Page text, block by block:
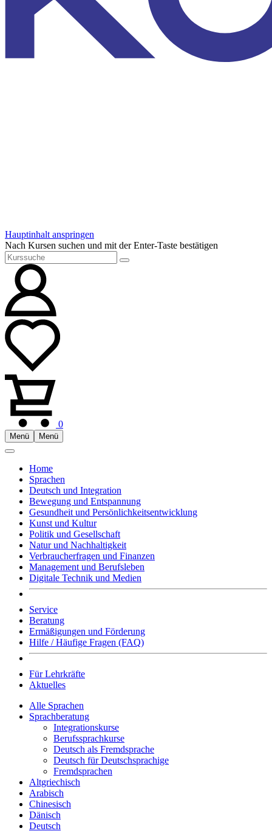
Hauptinhalt anspringen
Nach Kursen suchen und mit der Enter-Taste bestätigen
0
Menü Menü
Home
Sprachen
Deutsch und Integration
Bewegung und Entspannung
Gesundheit und Persönlichkeitsentwicklung
Kunst und Kultur
Politik und Gesellschaft
Natur und Nachhaltigkeit
Verbraucherfragen und Finanzen
Management und Berufsleben
Digitale Technik und Medien
Service
Beratung
Ermäßigungen und Förderung
Hilfe / Häufige Fragen (FAQ)
Für Lehrkräfte
Aktuelles
Alle Sprachen
Sprachberatung
Integrationskurse
Berufssprachkurse
Deutsch als Fremdsprache
Deutsch für Deutschsprachige
Fremdsprachen
Altgriechisch
Arabisch
Chinesisch
Dänisch
Deutsch